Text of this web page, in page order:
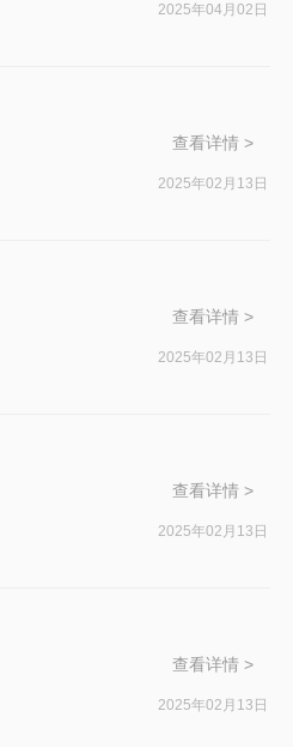
2025年04月02日
查看详情 >
2025年02月13日
查看详情 >
2025年02月13日
查看详情 >
2025年02月13日
查看详情 >
2025年02月13日